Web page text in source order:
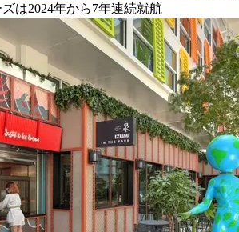
は2024年から7年連続就航